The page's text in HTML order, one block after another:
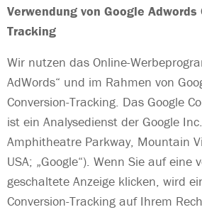
Verwendung von Google Adwords
Tracking
Wir nutzen das Online-
AdWords“ und im Rahmen von
Conversion-Tracking. Das Google
ist ein Analysedienst der Google
Amphitheatre Parkway, Mountain
USA; „Google“). Wenn Sie auf eine
geschaltete Anzeige klicken, wird
Conversion-Tracking auf Ihrem